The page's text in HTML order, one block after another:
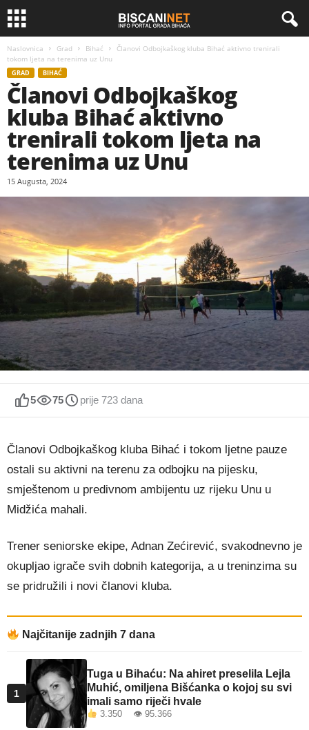
Naslovnica Grad Bihać
Članovi Odbojkaškog kluba Bihać aktivno trenirali
tokom ljeta na terenima uz Unu
GRAD BIHAĆ
Članovi Odbojkaškog
kluba Bihać aktivno
trenirali tokom ljeta na
terenima uz Unu
15 Augusta, 2024
5 75 prije 723 dana
Članovi Odbojkaškog kluba Bihać i tokom ljetne pauze
ostali su aktivni na terenu za odbojku na pijesku,
smještenom u predivnom ambijentu uz rijeku Unu u
Midžića mahali.
Trener seniorske ekipe, Adnan Zećirević, svakodnevno je
okupljao igrače svih dobnih kategorija, a u treninzima su
se pridružili i novi članovi kluba.
Najčitanije zadnjih 7 dana
1
Tuga u Bihaću: Na ahiret preselila Lejla
Muhić, omiljena Bišćanka o kojoj su svi
imali samo riječi hvale
3.350 👁 95.366